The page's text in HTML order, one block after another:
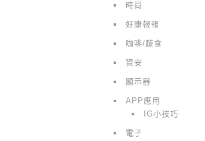
時尚
好康報報
咖啡/蔬食
資安
顯示器
APP應用
IG小技巧
電子